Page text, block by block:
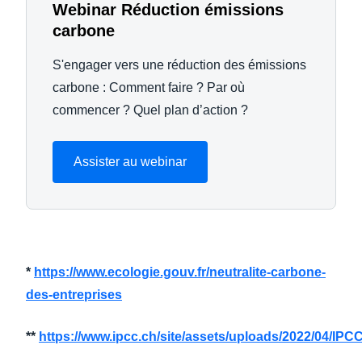
Webinar Réduction émissions
carbone
S'engager vers une réduction des émissions
carbone : Comment faire ? Par où
commencer ? Quel plan d’action ?
Assister au webinar
* https://www.ecologie.gouv.fr/neutralite-carbone-
des-entreprises
** https://www.ipcc.ch/site/assets/uploads/2022/04/